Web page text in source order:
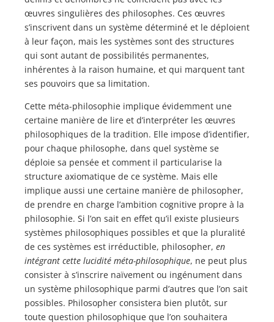
œuvres singulières des philosophes. Ces œuvres
s’inscrivent dans un système déterminé et le déploient
à leur façon, mais les systèmes sont des structures
qui sont autant de possibilités permanentes,
inhérentes à la raison humaine, et qui marquent tant
ses pouvoirs que sa limitation.
Cette méta-philosophie implique évidemment une
certaine manière de lire et d’interpréter les œuvres
philosophiques de la tradition. Elle impose d’identifier,
pour chaque philosophe, dans quel système se
déploie sa pensée et comment il particularise la
structure axiomatique de ce système. Mais elle
implique aussi une certaine manière de philosopher,
de prendre en charge l’ambition cognitive propre à la
philosophie. Si l’on sait en effet qu’il existe plusieurs
systèmes philosophiques possibles et que la pluralité
de ces systèmes est irréductible, philosopher, en
intégrant cette lucidité méta-philosophique, ne peut plus
consister à s’inscrire naïvement ou ingénument dans
un système philosophique parmi d’autres que l’on sait
possibles. Philosopher consistera bien plutôt, sur
toute question philosophique que l’on souhaitera